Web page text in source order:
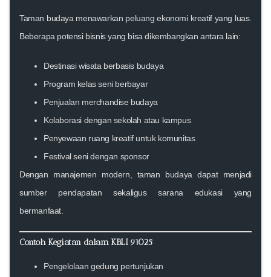
Taman budaya menawarkan peluang ekonomi kreatif yang luas.
Beberapa potensi bisnis yang bisa dikembangkan antara lain:
Destinasi wisata berbasis budaya
Program kelas seni berbayar
Penjualan merchandise budaya
Kolaborasi dengan sekolah atau kampus
Penyewaan ruang kreatif untuk komunitas
Festival seni dengan sponsor
Dengan manajemen modern, taman budaya dapat menjadi
sumber pendapatan sekaligus sarana edukasi yang
bermanfaat.
Contoh Kegiatan dalam KBLI 91025
Pengelolaan gedung pertunjukan